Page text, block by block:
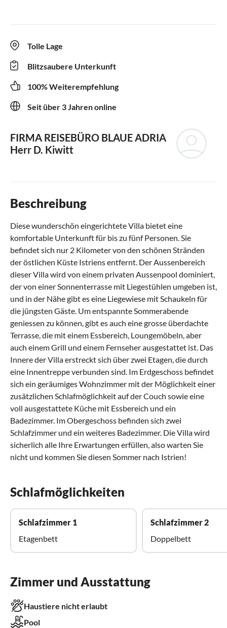
Tolle Lage
Blitzsaubere Unterkunft
100% Weiterempfehlung
Seit über 3 Jahren online
FIRMA REISEBÜRO BLAUE ADRIA
Herr D. Kiwitt
Beschreibung
Diese wunderschön eingerichtete Villa bietet eine
komfortable Unterkunft für bis zu fünf Personen. Sie
befindet sich nur 2 Kilometer von den schönen Stränden
der östlichen Küste Istriens entfernt. Der Aussenbereich
dieser Villa wird von einem privaten Aussenpool dominiert,
der von einer Sonnenterrasse mit Liegestühlen umgeben ist,
und in der Nähe gibt es eine Liegewiese mit Schaukeln für
die jüngsten Gäste. Um entspannte Sommerabende
geniessen zu können, gibt es auch eine grosse überdachte
Terrasse, die mit einem Essbereich, Loungemöbeln, aber
auch einem Grill und einem Fernseher ausgestattet ist. Das
Innere der Villa erstreckt sich über zwei Etagen, die durch
eine Innentreppe verbunden sind. Im Erdgeschoss befindet
sich ein geräumiges Wohnzimmer mit der Möglichkeit einer
zusätzlichen Schlafmöglichkeit auf der Couch sowie eine
voll ausgestattete Küche mit Essbereich und ein
Badezimmer. Im Obergeschoss befinden sich zwei
Schlafzimmer und ein weiteres Badezimmer. Die Villa wird
sicherlich alle Ihre Erwartungen erfüllen, also warten Sie
nicht und kommen Sie diesen Sommer nach Istrien!
Schlafmöglichkeiten
Schlafzimmer 1
Etagenbett
Schlafzimmer 2
Doppelbett
Zimmer und Ausstattung
Haustiere nicht erlaubt
Pool